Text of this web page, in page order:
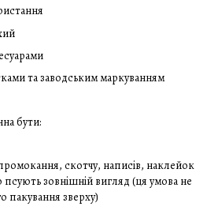
та заводським маркуванням
бути:
скотчу, написів, наклейок
зовнішній вигляд (ця умова не
пакування зверху)